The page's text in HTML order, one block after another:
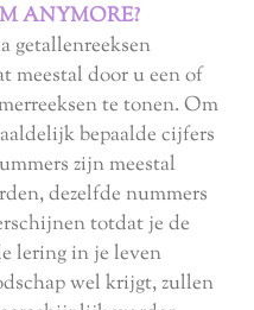
ANYMORE?
getallenreeksen
meestal door u een of
te tonen. Om
bepaalde cijfers
zijn meestal
dezelfde nummers
totdat je de
lering in je leven
wel krijgt, zullen